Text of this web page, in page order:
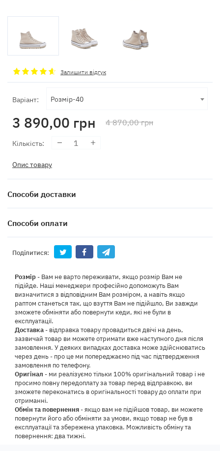
Залишити відгук
Варіант: Розмір-40
3 890,00 грн 4 870,00грн
Кількість:
Опис товару
Способи доставки
Способи оплати
Поділитися:
Розмір - Вам не варто переживати, якщо розмір Вам не
підійде. Наші менеджери професійно допоможуть Вам
визначитися з відповідним Вам розміром, а навіть якщо
раптом станеться так, що взуття Вам не підійшло, Ви завжди
зможете обміняти або повернути кеди, які не були в
експлуатації.
Доставка - відправка товару провадиться двічі на день,
зазвичай товар ви можете отримати вже наступного дня після
замовлення. У деяких випадках доставка може здійснюватись
через день - про це ми попереджаємо під час підтвердження
замовлення по телефону.
Оригінал - ми реалізуємо тільки 100% оригінальний товар і не
просимо повну передоплату за товар перед відправкою, ви
зможете переконатись в оригінальності товару до оплати при
отриманні.
Обмін та повернення - якщо вам не підійшов товар, ви можете
повернути його або обміняти за умови, якщо товар не був в
експлуатації та збережена упаковка. Можливість обміну та
повернення: два тижні.